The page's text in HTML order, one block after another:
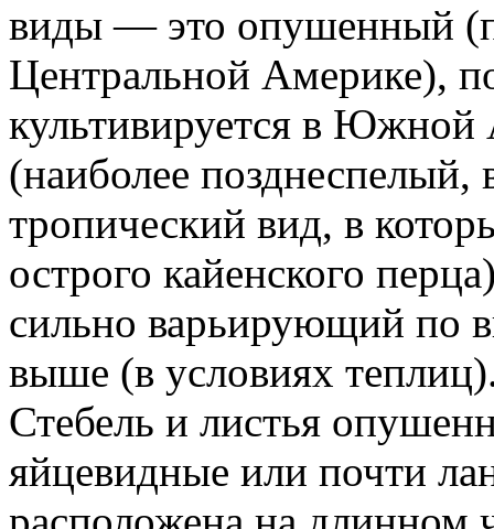
виды — это опушенный
Центральной Америке),
культивируется в
(наиболее позднеспелый,
тропический вид, в
острого кайенского
сильно варьирующий по
выше (в условиях
Стебель и листья
яйцевидные или почти